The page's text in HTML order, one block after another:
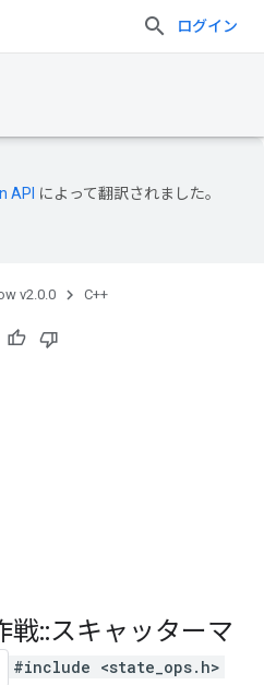
ログイン
API によって翻訳されました。
v2.0.0 C++
戦::スキャッターマ
#include <state_ops.h>